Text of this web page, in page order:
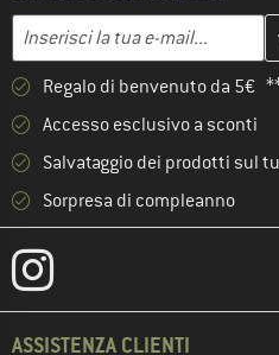
Indirizzo e-mail
Inserisci qui il tuo indirizzo e-
Regalo di benvenuto da 5€
Accesso esclusivo a sconti
Salvataggio dei prodotti sul
Sorpresa di compleanno
ASSISTENZA CLIENTI